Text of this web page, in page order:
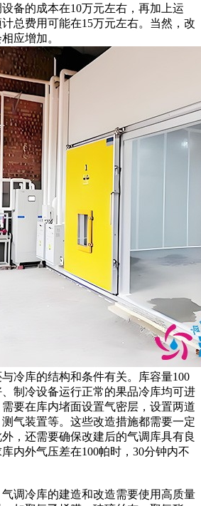
备的成本在10万元左右，再加上运
总费用可能在15万元左右。当然，改
应增加。
库的结构和条件有关。库容量100
制冷设备运行正常的果品冷库均可进
要在库内堵面设置气密层，设置两道
气装置等。这些改造措施都需要一定
，还需要确保改建后的气调库具有良
内外气压差在100帕时，30分钟内不
冷库的建造和改造需要使用高质量